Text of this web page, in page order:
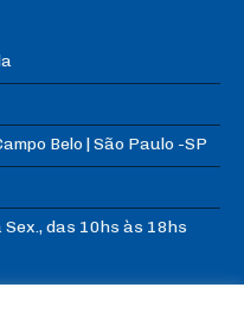
Belo | São Paulo -SP
das 10hs às 18hs